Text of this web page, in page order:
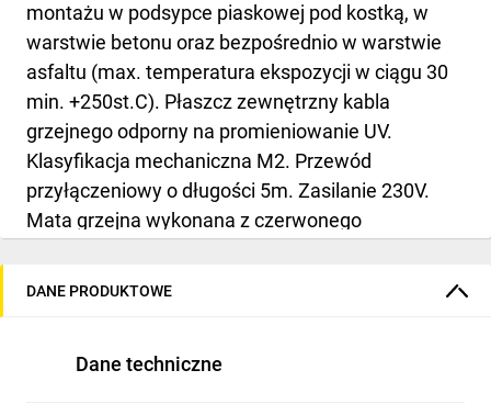
montażu w podsypce piaskowej pod kostką, w
warstwie betonu oraz bezpośrednio w warstwie
asfaltu (max. temperatura ekspozycji w ciągu 30
min. +250st.C). Płaszcz zewnętrzny kabla
grzejnego odporny na promieniowanie UV.
Klasyfikacja mechaniczna M2. Przewód
przyłączeniowy o długości 5m. Zasilanie 230V.
Mata grzejna wykonana z czerwonego
maty 50cm, długość od 6m do 20m, w zależności
DANE PRODUKTOWE
Dane techniczne